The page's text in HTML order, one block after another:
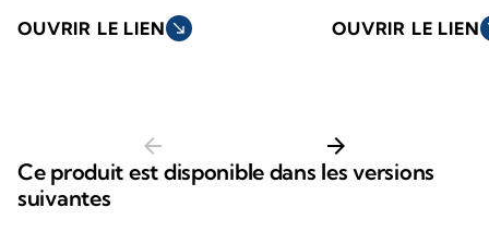
OUVRIR LE LIEN south_east OUVRIR LE LIEN
arrow_back arrow_forward
Ce produit est disponible dans les versions
suivantes